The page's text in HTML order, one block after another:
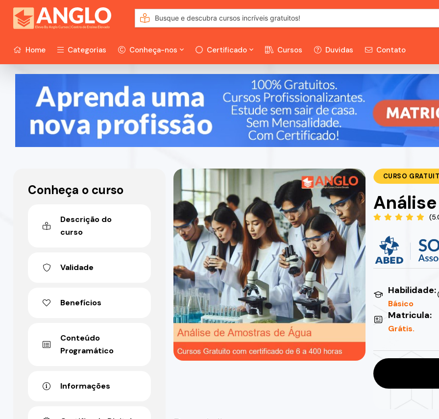
Home Categorias Conheça-nos Certificado Cursos Duvidas Contato
CURSO
Habilidade:
Básico
Matricula:
Grátis.
Conheça o curso
Descrição do
curso
Validade
Benefícios
Conteúdo
Programático
Informações